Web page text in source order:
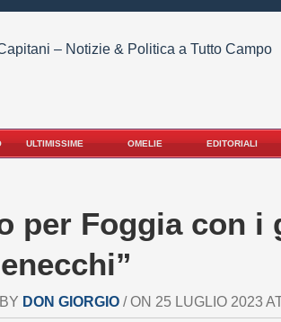
ULTIMISSIME OMELIE EDITORIALI
per Foggia con i
DON GIORGIO / ON 25 LUGLIO 2023